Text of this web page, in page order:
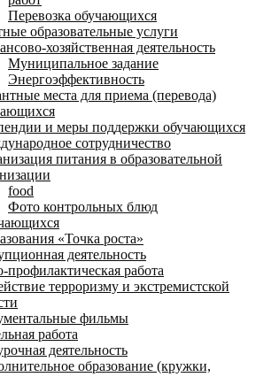
Перевозка обучающихся
образовательные услуги
хозяйственная деятельность
Муниципальное задание
Энергоэффективность
места для приема (перевода)
и меры поддержки обучающихся
сотрудничество
питания в образовательной
food
Фото контрольных блюд
«Точка роста»
деятельность
профилактическая работа
терроризму и экстремистской
фильмы
работа
деятельность
образование (кружки,